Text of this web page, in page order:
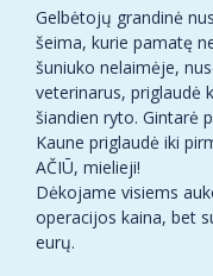
Gelbėtojų grandinė
šeima, kurie pamatę
šuniuko nelaimėje,
veterinarus, priglaudė
šiandien ryto. Gintarė
Kaune priglaudė iki
AČIŪ, mielieji!
Dėkojame visiems
operacijos kaina, bet
eurų.